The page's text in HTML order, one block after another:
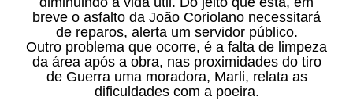
breve o asfalto da João Coriolano necessitará
de reparos, alerta um servidor público.
Outro problema que ocorre, é a falta de limpeza
da área após a obra, nas proximidades do tiro
de Guerra uma moradora, Marli, relata as
dificuldades com a poeira.